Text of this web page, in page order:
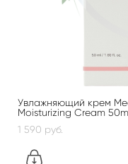
Увлажняющий крем
Moisturizing Cream
1 590 pуб.